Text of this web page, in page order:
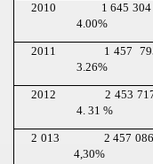
2010 1 645
4.00%
2011 1 457
3.26%
2012 2 453
4. 31 %
2 013 2 457
4,30%
đọt bắp